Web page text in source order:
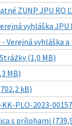
ZUNP JPU RO
vyhláška JPU
Verejná vyhláška
(1,0 MB)
MB)
kB)
PLO-2023-
s prílohami